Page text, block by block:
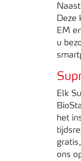
Deze
EM
u
Elk
het
ons